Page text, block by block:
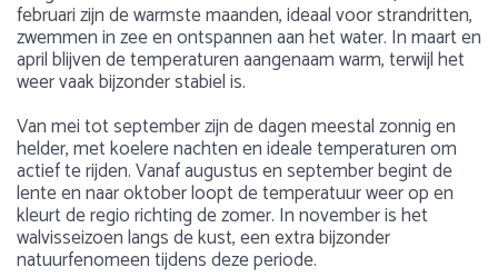
februari zijn de warmste maanden, ideaal voor strandritten,
zwemmen in zee en ontspannen aan het water. In maart en
april blijven de temperaturen aangenaam warm, terwijl het
weer vaak bijzonder stabiel is.
Van mei tot september zijn de dagen meestal zonnig en
helder, met koelere nachten en ideale temperaturen om
actief te rijden. Vanaf augustus en september begint de
lente en naar oktober loopt de temperatuur weer op en
kleurt de regio richting de zomer. In november is het
walvisseizoen langs de kust, een extra bijzonder
natuurfenomeen tijdens deze periode.